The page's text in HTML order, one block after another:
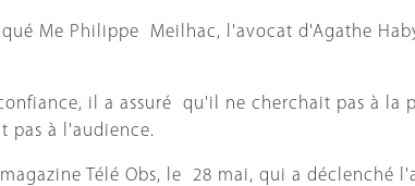
Me Philippe Meilhac, l'avocat d'Agathe
il a assuré qu'il ne cherchait pas à
pas à l'audience.
Télé Obs, le 28 mai, qui a